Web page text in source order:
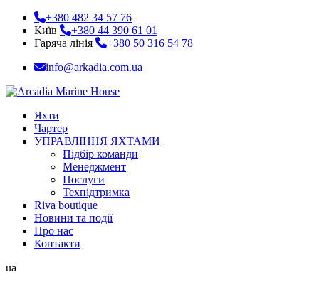
+380 482 34 57 76
Київ
+380 44 390 61 01
Гаряча лінія
+380 50 316 54 78
info@arkadia.com.ua
Яхти
Чартер
УПРАВЛІННЯ ЯХТАМИ
Підбір команди
Менеджмент
Послуги
Техпідтримка
Riva boutique
Новини та події
Про нас
Контакти
ua